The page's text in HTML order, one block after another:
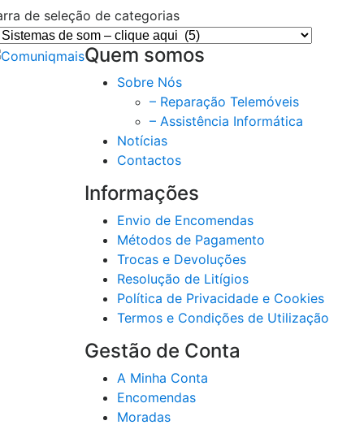
de seleção de categorias
Quem somos
Sobre Nós
– Reparação Telemóveis
– Assistência Informática
Notícias
Contactos
Informações
Envio de Encomendas
Métodos de Pagamento
Trocas e Devoluções
Resolução de Litígios
Política de Privacidade e Cookies
Termos e Condições de Utilização
Gestão de Conta
A Minha Conta
Encomendas
Moradas